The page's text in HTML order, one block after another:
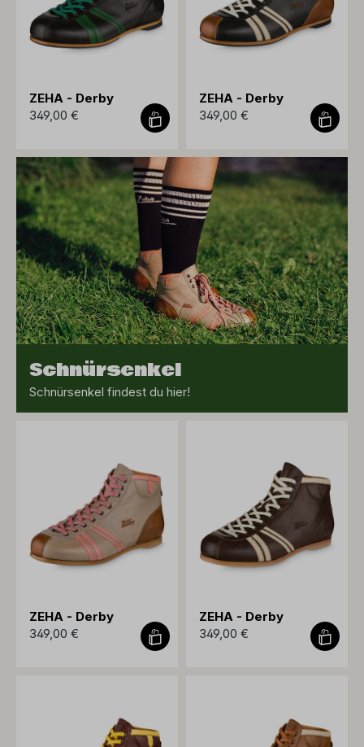
Schnürsenkel
Schnürsenkel findest du hier!
ZEHA - Derby
349,00 €
ZEHA - Derby
349,00 €
ZEHA - Derby
349,00 €
ZEHA - Derby
349,00 €